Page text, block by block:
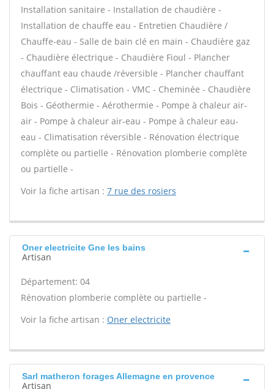
Installation sanitaire - Installation de chaudière -
Installation de chauffe eau - Entretien Chaudière /
Chauffe-eau - Salle de bain clé en main - Chaudière gaz
- Chaudière électrique - Chaudière Fioul - Plancher
chauffant eau chaude /réversible - Plancher chauffant
électrique - Climatisation - VMC - Cheminée - Chaudière
Bois - Géothermie - Aérothermie - Pompe à chaleur air-
air - Pompe à chaleur air-eau - Pompe à chaleur eau-
eau - Climatisation réversible - Rénovation électrique
complète ou partielle - Rénovation plomberie complète
ou partielle -
Voir la fiche artisan : 7 rue des rosiers
Oner electricite Gne les bains
Artisan
Département: 04
Rénovation plomberie complète ou partielle -
Voir la fiche artisan : Oner electricite
Sarl matheron forages Allemagne en provence
Artisan